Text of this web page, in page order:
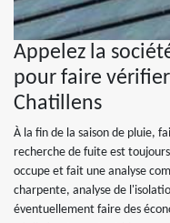
Appelez la
pour faire
Chatillens
À la fin de la saison de pluie,
recherche de fuite est
occupe et fait une analyse
charpente, analyse de
éventuellement faire des